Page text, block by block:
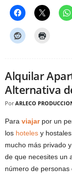
Alquilar
Alternativa
Por ARLECO
Para viajarpor un
los hoteles y
mucho más privado
de que necesites un
número de